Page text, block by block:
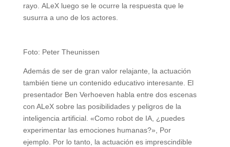
rayo. ALeX luego se le ocurre la respuesta que le
susurra a uno de los actores.
Foto: Peter Theunissen
Además de ser de gran valor relajante, la actuación
también tiene un contenido educativo interesante. El
presentador Ben Verhoeven habla entre dos escenas
con ALeX sobre las posibilidades y peligros de la
inteligencia artificial. «Como robot de IA, ¿puedes
experimentar las emociones humanas?», Por
ejemplo. Por lo tanto, la actuación es imprescindible